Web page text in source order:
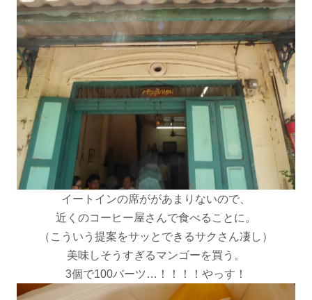
イートインの席ががあまりないので、
近くのコーヒー屋さんで食べることに。
（こういう提案をサッとできるサクさん凄し）
美味しそうすぎるマンゴーを買う。
3個で100バーツ…！！！！やっす！